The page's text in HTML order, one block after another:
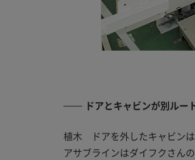
ドアとキャビンが別ルー
植木 ドアを外したキャビンは
アサブラインはダイフクさん